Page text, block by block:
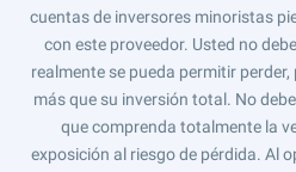
cuentas de inversores minoristas
con este proveedor. Usted no
realmente se pueda permitir
más que su inversión total. No
que comprenda totalmente la
exposición al riesgo de pérdida. Al